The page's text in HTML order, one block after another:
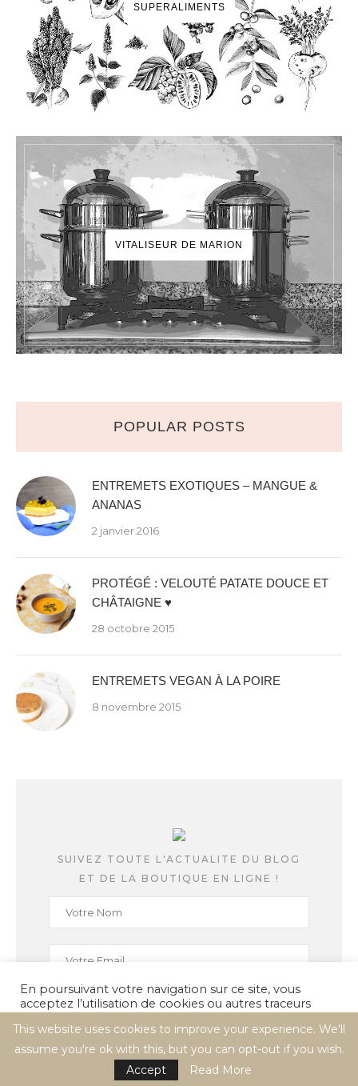
SUPERALIMENTS
VITALISEUR DE MARION
POPULAR POSTS
ENTREMETS EXOTIQUES – MANGUE &
ANANAS
2 janvier 2016
PROTÉGÉ : VELOUTÉ PATATE DOUCE ET
CHÂTAIGNE ♥
28 octobre 2015
ENTREMETS VEGAN À LA POIRE
8 novembre 2015
SUIVEZ TOUTE L'ACTUALITE DU BLOG
ET DE LA BOUTIQUE EN LIGNE !
This website uses cookies to improve your experience. We'll
assume you're ok with this, but you can opt-out if you wish.
Accept
Read More
En poursuivant votre navigation sur ce site, vous
acceptez l’utilisation de cookies ou autres traceurs
Cookie settings ACCEPT